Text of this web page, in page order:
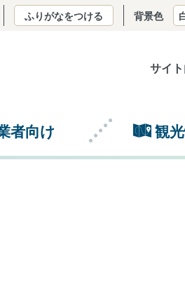
サイ
者向け 観
ふりがなをつける 背景色